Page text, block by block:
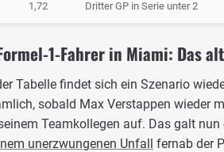
1,72 Dritter GP in Serie unter 2
1-Fahrer in Miami: Das
Tabelle findet sich ein Szenario
sobald Max Verstappen wieder
Teamkollegen auf. Das galt
unerzwungenen Unfall fernab der